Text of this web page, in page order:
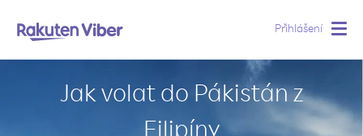
Přihlášení
Jak volat do Pákistán z
Filipíny